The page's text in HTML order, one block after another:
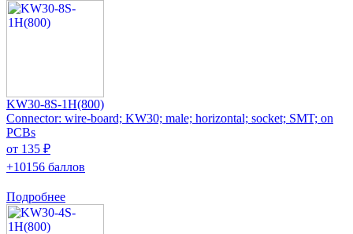
KW30-8S-1H(800)
Connector: wire-board; KW30; male; horizontal; socket; SMT; on
PCBs
от 135 ₽
+10156 баллов
Подробнее